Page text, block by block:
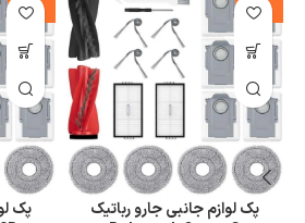
-11%
پک لوازم جانبی جارو رباتیک
-10%
پک